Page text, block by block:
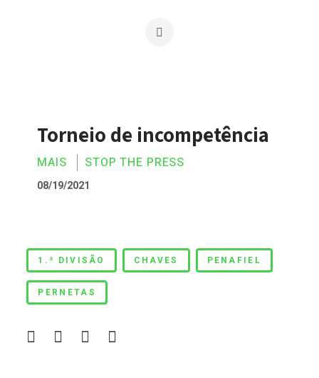
Torneio de incompetência
MAIS STOP THE PRESS
08/19/2021
Torneio de incompetência
1.ª DIVISÃO CHAVES PENAFIEL
PERNETAS